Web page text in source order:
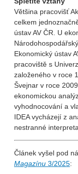
Většina pracovišť
celkem
ústav AV ČR. U
Ekonomický ústav
pracoviště s
založeného v roce
Švejnar v roce
ekonomickou
vyhodnocování a
IDEA vycházejí z
nestranné
Článek vyšel pod
Magazínu 3/2025: